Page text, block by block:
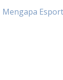
Mengapa